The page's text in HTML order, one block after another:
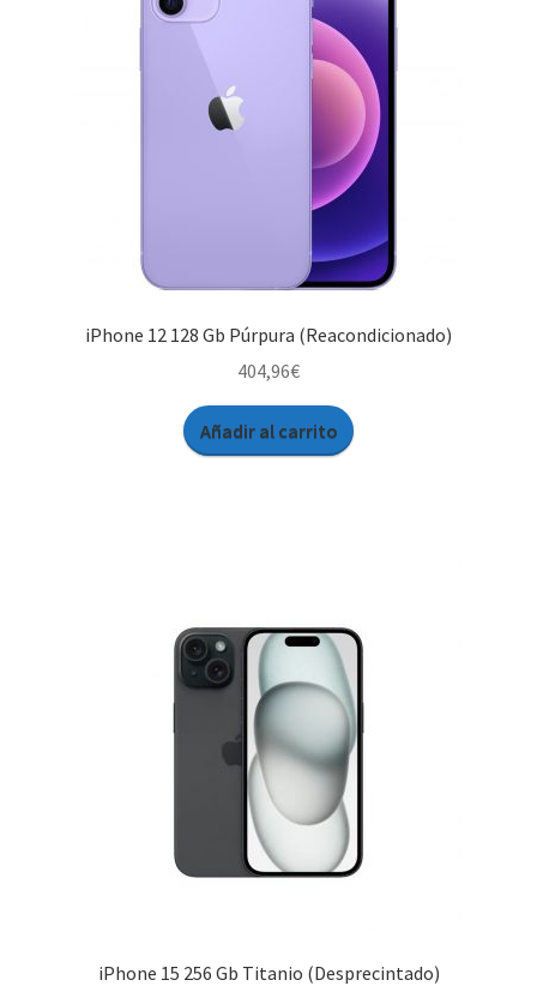
iPhone 12 128 Gb Púrpura (Reacondicionado)
404,96€
Añadir al carrito
iPhone 15 256 Gb Titanio (Desprecintado)